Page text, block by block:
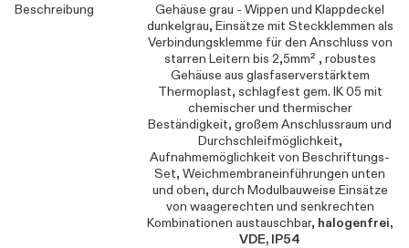
Beschreibung
Gehäuse grau - Wippen und Klappdeckel
dunkelgrau, Einsätze mit Steckklemmen als
Verbindungsklemme für den Anschluss von
starren Leitern bis 2,5mm² , robustes
Gehäuse aus glasfaserverstärktem
Thermoplast, schlagfest gem. IK 05 mit
chemischer und thermischer
Beständigkeit, großem Anschlussraum und
Durchschleifmöglichkeit,
Aufnahmemöglichkeit von Beschriftungs-
Set, Weichmembraneinführungen unten
und oben, durch Modulbauweise Einsätze
von waagerechten und senkrechten
Kombinationen austauschbar, halogenfrei,
VDE, IP54